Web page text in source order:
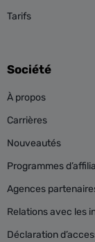
Tarifs
Société
À propos
Carrières
Nouveautés
Programmes
Agences
Relations avec les
Déclaration